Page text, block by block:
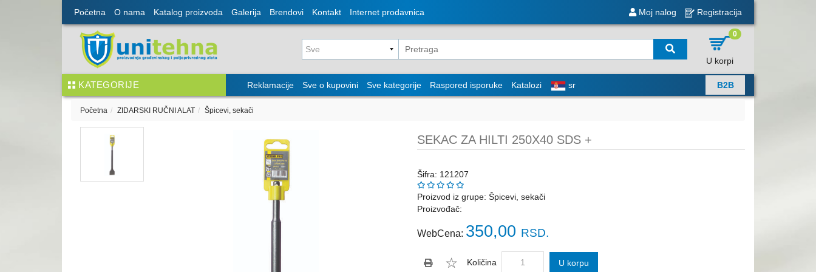
Početna O nama Katalog proizvoda Galerija Brendovi Kontakt Internet prodavnica Moj nalog Registracija
0
U korpi
KATEGORIJE Reklamacije Sve o kupovini Sve kategorije Raspored isporuke Katalozi sr B2B
Početna ZIDARSKI RUČNI ALAT Špicevi, sekači
SEKAC ZA HILTI 250X40 SDS +
Šifra: 121207
Proizvod iz grupe: Špicevi, sekači
Proizvođač:
WebCena: 350,00 RSD.
Količina U korpu